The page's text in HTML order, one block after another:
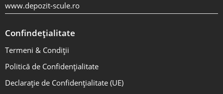
www.depozit-scule.ro
Confindețialitate
Termeni & Condiții
Politică de Confidențialitate
Declarație de Confidențialitate (UE)